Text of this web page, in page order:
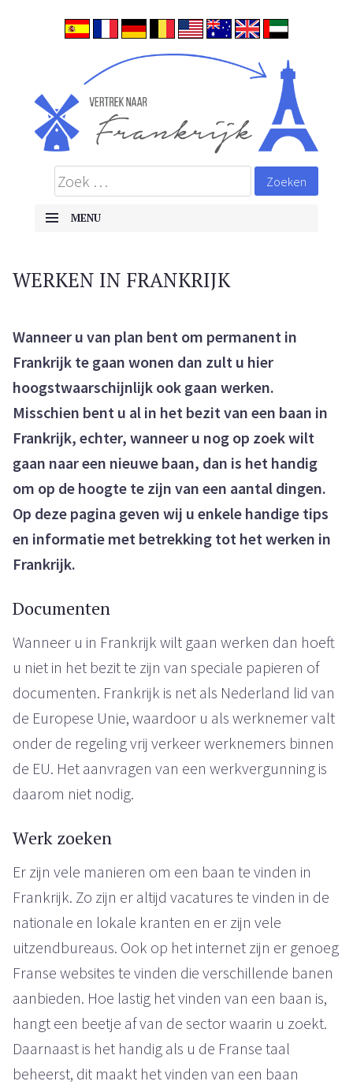
Frankrijk
ALLES OVER EMIGREREN NAAR FRANKRIJK
MENU
WERKEN IN FRANKRIJK
Wanneer u van plan bent om permanent in
Frankrijk te gaan wonen dan zult u hier
hoogstwaarschijnlijk ook gaan werken.
Misschien bent u al in het bezit van een baan in
Frankrijk, echter, wanneer u nog op zoek wilt
gaan naar een nieuwe baan, dan is het handig
om op de hoogte te zijn van een aantal dingen.
Op deze pagina geven wij u enkele handige tips
en informatie met betrekking tot het werken in
Frankrijk.
Documenten
Wanneer u in Frankrijk wilt gaan werken dan hoeft
u niet in het bezit te zijn van speciale papieren of
documenten. Frankrijk is net als Nederland lid van
de Europese Unie, waardoor u als werknemer valt
onder de regeling vrij verkeer werknemers binnen
de EU. Het aanvragen van een werkvergunning is
daarom niet nodig.
Werk zoeken
Er zijn vele manieren om een baan te vinden in
Frankrijk. Zo zijn er altijd vacatures te vinden in de
nationale en lokale kranten en er zijn vele
uitzendbureaus. Ook op het internet zijn er genoeg
Franse websites te vinden die verschillende banen
aanbieden. Hoe lastig het vinden van een baan is,
hangt een beetje af van de sector waarin u zoekt.
Daarnaast is het handig als u de Franse taal
beheerst, dit maakt het vinden van een baan